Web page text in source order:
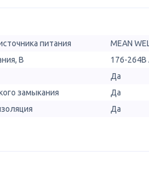
питания
MEAN
В
176-264В
Да
замыкания
Да
Да